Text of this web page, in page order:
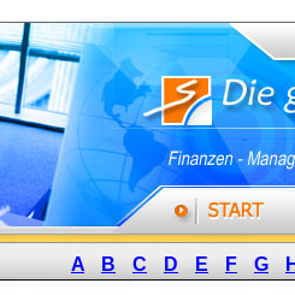
A B C D E F G